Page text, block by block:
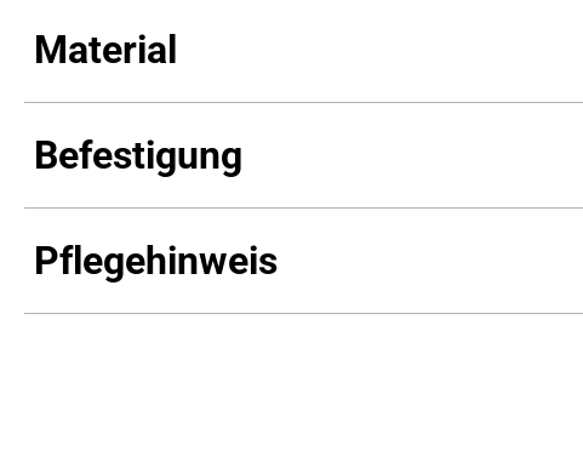
Material
Befestigung
Pflegehinweis